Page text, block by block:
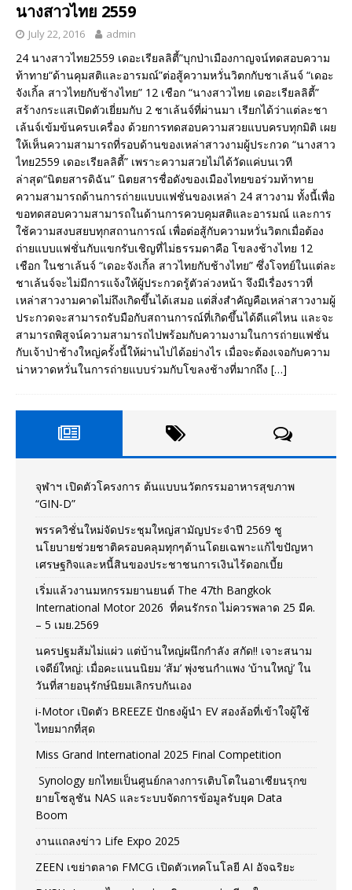
นางสาวไทย 2559
July 22, 2016 admin
24 นางสาวไทย2559 เดอะเรียลลิตี้”บุกป่าเมืองกาญจน์ทดสอบความ
ท้าทาย“ด้านคุมสติและอารมณ์”ต่อสู้ความหวั่นวิตกกับชาเล้นจ์ “เดอะ
จังเกิ้ล สาวไทยกับช้างไทย” 12 เชือก “นางสาวไทย เดอะเรียลลิตี้”
สร้างกระแสเปิดตัวเยี่ยมกับ 2 ชาเล้นจ์ที่ผ่านมา เรียกได้ว่าแต่ละชา
เล้นจ์เข้มข้นครบเครื่อง ด้วยการทดสอบความสวยแบบครบทุกมิติ เผย
ให้เห็นความสามารถที่รอบด้านของเหล่าสาวงามผู้ประกวด “นางสาว
ไทย2559 เดอะเรียลลิตี้” เพราะความสวยไม่ได้วัดแค่บนเวที
ล่าสุด“นิตยสารดิฉัน” นิตยสารชื่อดังของเมืองไทยขอร่วมท้าทาย
ความสามารถด้านการถ่ายแบบแฟชั่นของเหล่า 24 สาวงาม ทั้งนี้เพื่อ
ขอทดสอบความสามารถในด้านการควบคุมสติและอารมณ์ และการ
ใช้ความสงบสยบทุกสถานการณ์ เพื่อต่อสู้กับความหวั่นวิตกเมื่อต้อง
ถ่ายแบบแฟชั่นกับแขกรับเชิญที่ไม่ธรรมดาคือ โขลงช้างไทย 12
เชือก ในชาเล้นจ์ “เดอะจังเกิ้ล สาวไทยกับช้างไทย” ซึ่งโจทย์ในแต่ละ
ชาเล้นจ์จะไม่มีการแจ้งให้ผู้ประกวดรู้ตัวล่วงหน้า จึงมีเรื่องราวที่
เหล่าสาวงามคาดไม่ถึงเกิดขึ้นได้เสมอ แต่สิ่งสำคัญคือเหล่าสาวงามผู้
ประกวดจะสามารถรับมือกับสถานการณ์ที่เกิดขึ้นได้ดีแค่ไหน และจะ
สามารถพิสูจน์ความสามารถไปพร้อมกับความงามในการถ่ายแฟชั่น
กับเจ้าป่าช้างใหญ่ครั้งนี้ให้ผ่านไปได้อย่างไร เมื่อจะต้องเจอกับความ
น่าหวาดหวั่นในการถ่ายแบบร่วมกับโขลงช้างที่มากถึง […]
จุฬาฯ เปิดตัวโครงการ ต้นแบบนวัตกรรมอาหารสุขภาพ
“GIN-D”
พรรควิชั่นใหม่จัดประชุมใหญ่สามัญประจำปี 2569 ชู
นโยบายช่วยชาติครอบคลุมทุกๆด้านโดยเฉพาะแก้ไขปัญหา
เศรษฐกิจและหนี้สินของประชาชนการเงินไร้ดอกเบี้ย
เริ่มแล้วงานมหกรรมยานยนต์ The 47th Bangkok
International Motor 2026 ที่คนรักรถ ไม่ควรพลาด 25 มีค.
– 5 เมย.2569
นครปฐมส้มไม่แผ่ว แต่บ้านใหญ่ผนึกกำลัง สกัด!! เจาะสนาม
เจดีย์ใหญ่: เมื่อคะแนนนิยม ‘ส้ม’ พุ่งชนกำแพง ‘บ้านใหญ่’ ใน
วันที่สายอนุรักษ์นิยมเลิกรบกันเอง
i-Motor เปิดตัว BREEZE ปักธงผู้นำ EV สองล้อที่เข้าใจผู้ใช้
ไทยมากที่สุด
Miss Grand International 2025 Final Competition
Synology ยกไทยเป็นศูนย์กลางการเติบโตในอาเซียนรุกข
ยายโซลูชัน NAS และระบบจัดการข้อมูลรับยุค Data
Boom
งานแถลงข่าว Life Expo 2025
ZEEN เขย่าตลาด FMCG เปิดตัวเทคโนโลยี AI อัจฉริยะ